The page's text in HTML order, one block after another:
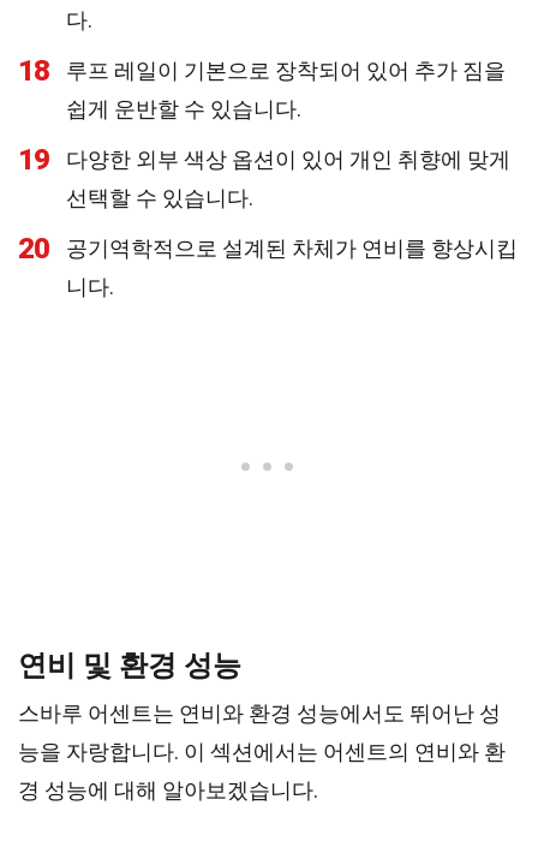
다.
18
루프 레일이 기본으로 장착되어 있어 추가 짐을
쉽게 운반할 수 있습니다.
19
다양한 외부 색상 옵션이 있어 개인 취향에 맞게
선택할 수 있습니다.
20
공기역학적으로 설계된 차체가 연비를 향상시킵
니다.
연비 및 환경 성능
스바루 어센트는 연비와 환경 성능에서도 뛰어난 성
능을 자랑합니다. 이 섹션에서는 어센트의 연비와 환
경 성능에 대해 알아보겠습니다.